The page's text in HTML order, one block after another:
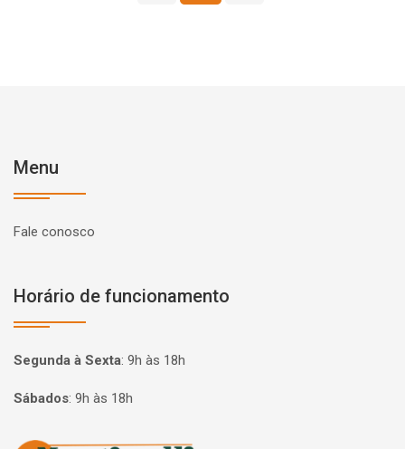
Menu
Fale conosco
Horário de funcionamento
Segunda à Sexta: 9h às 18h
Sábados: 9h às 18h